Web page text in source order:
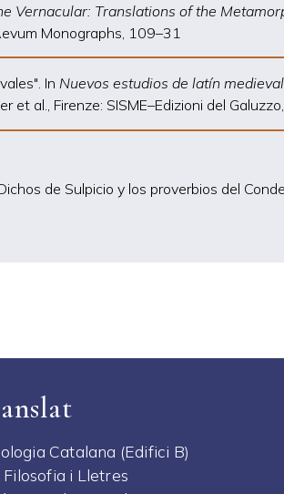
Vernacular: Translations of the
Monographs, 109–31
In Nuevos estudios de latín
al., Firenze: SISME–Edizioni del
de Sulpicio y los proverbios del
Catalana (Edifici B)
i Lletres